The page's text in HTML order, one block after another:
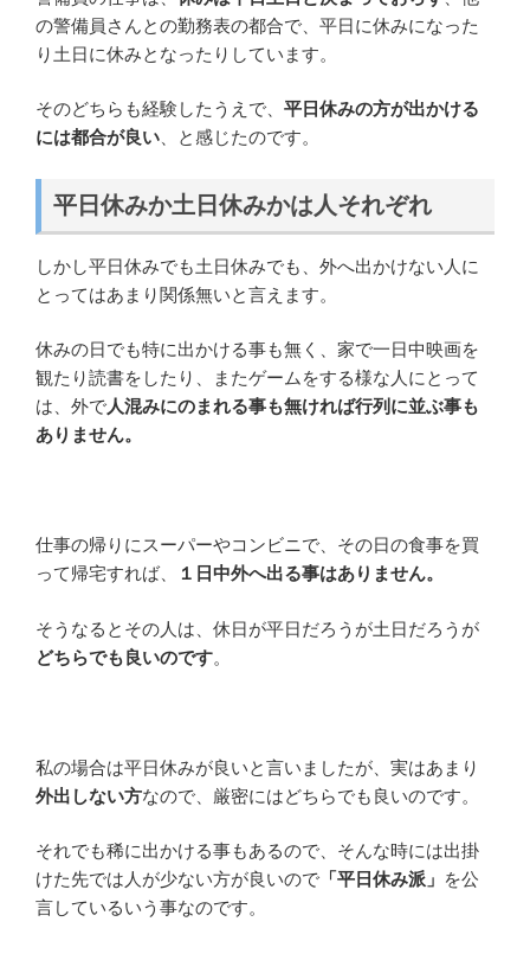
の警備員さんとの勤務表の都合で、平日に休みになった
り土日に休みとなったりしています。
そのどちらも経験したうえで、 平日休みの方が出かける
には都合が良い 、と感じたのです。
平日休みか土日休みかは人それぞれ
しかし平日休みでも土日休みでも、外へ出かけない人に
とってはあまり関係無いと言えます。
休みの日でも特に出かける事も無く、家で一日中映画を
観たり読書をしたり、またゲームをする様な人にとって
は、外で人混みにのまれる事も無ければ行列に並ぶ事も
ありません。
仕事の帰りにスーパーやコンビニで、その日の食事を買
って帰宅すれば、
１日中外へ出る事はありません。
そうなるとその人は、休日が平日だろうが土日だろうが
どちらでも良いのです。
私の場合は平日休みが良いと言いましたが、実はあまり
外出しない方なので、厳密にはどちらでも良いのです。
それでも稀に出かける事もあるので、そんな時には出掛
けた先では人が少ない方が良いので 「平日休み派」 を公
言しているいう事なのです。